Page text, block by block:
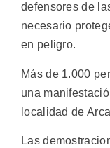
defensores de
necesario
en peligro.
Más de 1.000
una
localidad de
Las